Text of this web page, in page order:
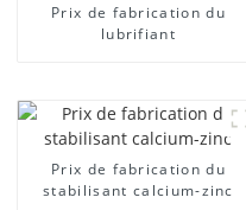
Prix ​​de fabrication du
lubrifiant
Prix ​​de fabrication du
stabilisant calcium-zinc